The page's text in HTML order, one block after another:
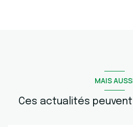
MAIS
Ces actualités